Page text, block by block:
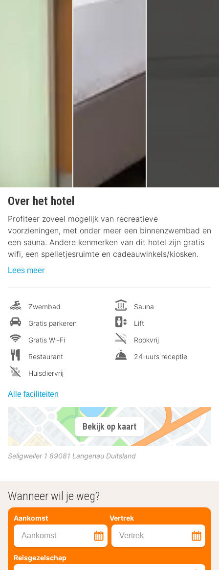
Over het hotel
Profiteer zoveel mogelijk van recreatieve
voorzieningen, met onder meer een binnenzwembad en
een sauna. Andere kenmerken van dit hotel zijn gratis
wifi, een spelletjesruimte en cadeauwinkels/kiosken.
Lees meer
Zwembad
Gratis parkeren
Gratis Wi-Fi
Restaurant
Huisdiervrij
Sauna
Lift
Rookvrij
24-uurs receptie
Alle faciliteiten
Bekijk op kaart
Seligweiler 1 89081 Langenau Duitsland
Wanneer wil je weg?
Aankomst Vertrek
Aankomst Vertrek
Reisgezelschap